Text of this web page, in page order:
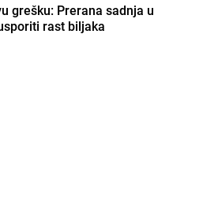
grešku: Prerana sadnja u
rast biljaka